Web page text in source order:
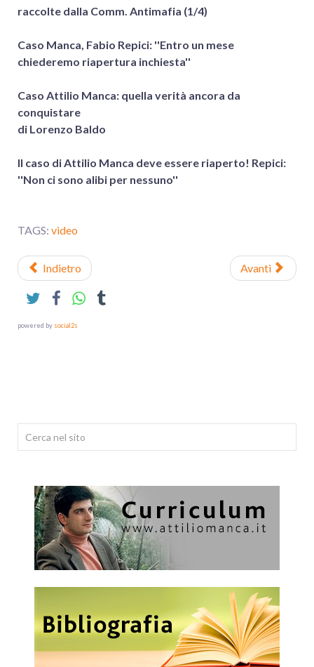
raccolte dalla Comm. Antimafia (1/4)
Caso Manca, Fabio Repici: ''Entro un mese
chiederemo riapertura inchiesta''
Caso Attilio Manca: quella verità ancora da
conquistare
di Lorenzo Baldo
Il caso di Attilio Manca deve essere riaperto! Repici:
''Non ci sono alibi per nessuno''
TAGS: video
Indietro Avanti
powered by social2s
Cerca...